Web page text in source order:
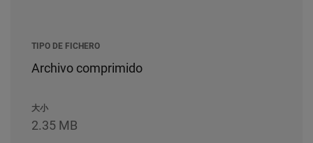
TIPO DE FICHERO
Archivo comprimido
大小
2.35 MB